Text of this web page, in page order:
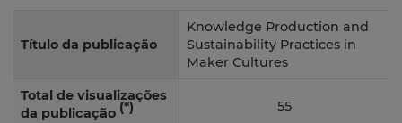
Título da publicação
Knowledge Production and
Sustainability Practices in
Maker Cultures
Total de visualizações
da publicação (*) 55